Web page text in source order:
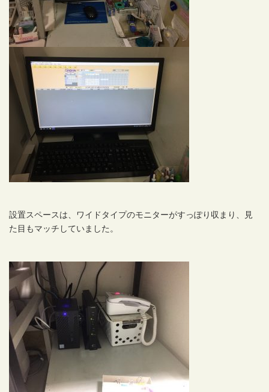
設置スペースは、ワイドタイプのモニターがすっぽり収まり、見
た目もマッチしていました。